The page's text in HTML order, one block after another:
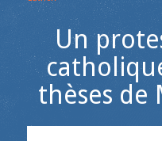
Un
thèses